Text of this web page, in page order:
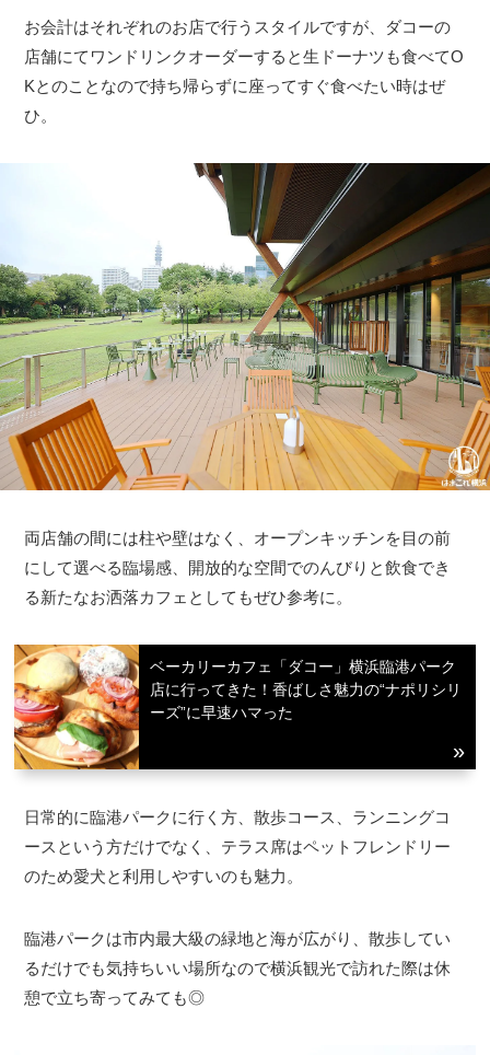
お会計はそれぞれのお店で行うスタイルですが、ダコーの
店舗にてワンドリンクオーダーすると生ドーナツも食べてO
Kとのことなので持ち帰らずに座ってすぐ食べたい時はぜ
ひ。
両店舗の間には柱や壁はなく、オープンキッチンを目の前
にして選べる臨場感、開放的な空間でのんびりと飲食でき
る新たなお洒落カフェとしてもぜひ参考に。
ベーカリーカフェ「ダコー」横浜臨港パーク
店に行ってきた！香ばしさ魅力の“ナポリシリ
ーズ”に早速ハマった
日常的に臨港パークに行く方、散歩コース、ランニングコ
ースという方だけでなく、テラス席はペットフレンドリー
のため愛犬と利用しやすいのも魅力。
臨港パークは市内最大級の緑地と海が広がり、散歩してい
るだけでも気持ちいい場所なので横浜観光で訪れた際は休
憩で立ち寄ってみても◎